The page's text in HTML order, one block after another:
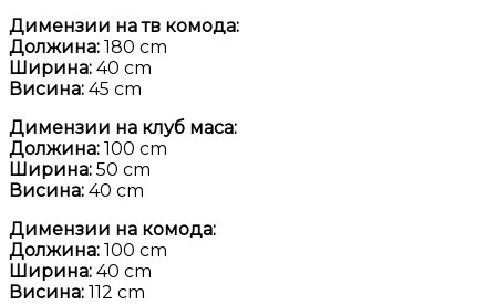
Димензии на тв комода:
Должина: 180 cm
Ширина: 40 cm
Висина: 45 cm
Димензии на клуб маса:
Должина: 100 cm
Ширина: 50 cm
Висина: 40 cm
Димензии на комода:
Должина: 100 cm
Ширина: 40 cm
Висина: 112 cm